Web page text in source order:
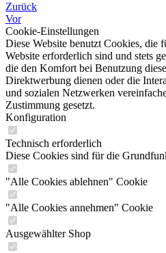
Zurück
Vor
Cookie-Einstellungen
Diese Website benutzt Cookies, die
Website erforderlich sind und stets
die den Komfort bei Benutzung
Direktwerbung dienen oder die
und sozialen Netzwerken
Zustimmung gesetzt.
Konfiguration
Technisch erforderlich
Diese Cookies sind für die
"Alle Cookies ablehnen" Cookie
"Alle Cookies annehmen" Cookie
Ausgewählter Shop